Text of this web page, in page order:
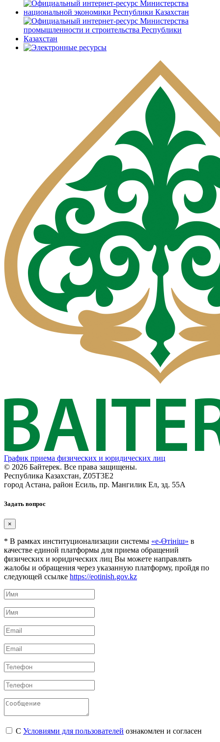
График приема физических и юридических лиц
© 2026 Байтерек. Все права защищены.
Республика Казахстан, Z05T3E2
город Астана, район Есиль, пр. Мангилик Ел, зд. 55А
Задать вопрос
×
* В рамках институционализации системы «е-Өтініш» в
качестве единой платформы для приема обращений
физических и юридических лиц Вы можете направлять
жалобы и обращения через указанную платформу, пройдя по
следующей ссылке https://eotinish.gov.kz
С Условиями для пользователей ознакомлен и согласен